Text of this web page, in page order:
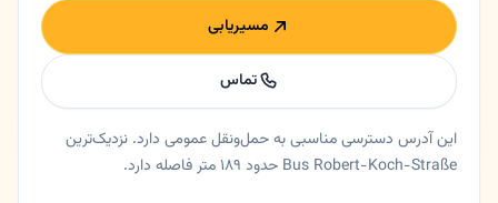
مسیریابی
تماس
این آدرس دسترسی مناسبی به حمل‌ونقل عمومی دارد. نزدیک‌ترین
Bus Robert-Koch-Straße حدود ۱۸۹ متر فاصله دارد.